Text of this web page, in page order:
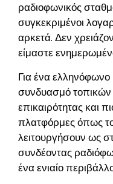
ραδιοφωνικός
συγκεκριμένοι
αρκετά. Δεν
είμαστε
Για ένα ελληνόφωνο
συνδυασμό τοπικών
επικαιρότητας και
πλατφόρμες όπως
λειτουργήσουν ως
συνδέοντας
ένα ενιαίο